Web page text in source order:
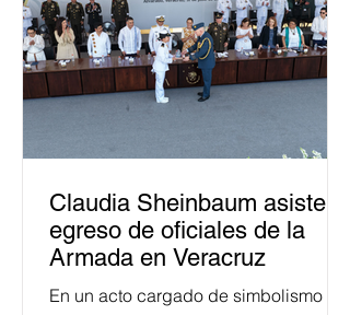
Claudia Sheinbaum asiste a
egreso de oficiales de la
Armada en Veracruz
En un acto cargado de simbolismo